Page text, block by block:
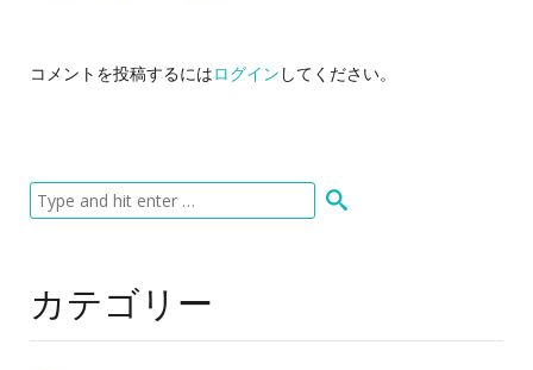
コメントを投稿するにはログイン してください。
カテゴリー